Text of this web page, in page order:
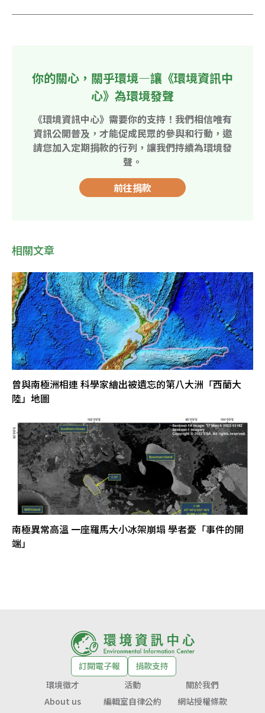
你的關心，關乎環境—讓《環境資訊中
心》為環境發聲
《環境資訊中心》需要你的支持！我們相信唯有
資訊公開普及，才能促成民眾的參與和行動，邀
請您加入定期捐款的行列，讓我們持續為環境發
聲。
前往捐款
相關文章
曾與南極洲相連 科學家繪出被遺忘的第八大洲「西蘭大
陸」地圖
南極異常高溫 一座羅馬大小冰架崩塌 學者憂「事件的開
端」
訂閱電子報
捐款支持
環境徵才
活動
關於我們
About us
編輯室自律公約
網站授權條款